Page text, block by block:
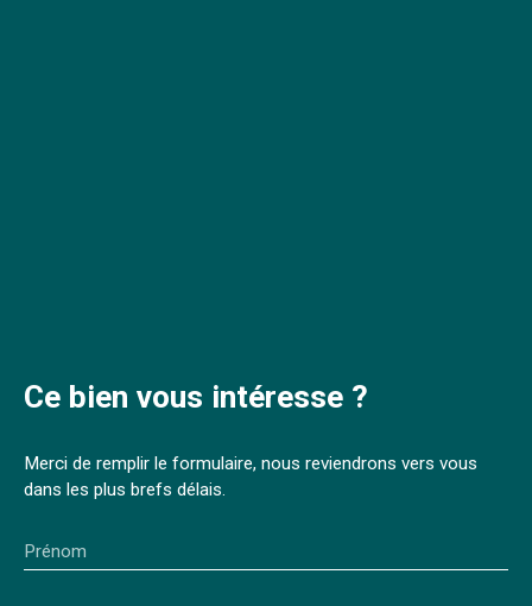
Ce bien vous intéresse ?
Merci de remplir le formulaire, nous reviendrons vers vous
dans les plus brefs délais.
Prénom